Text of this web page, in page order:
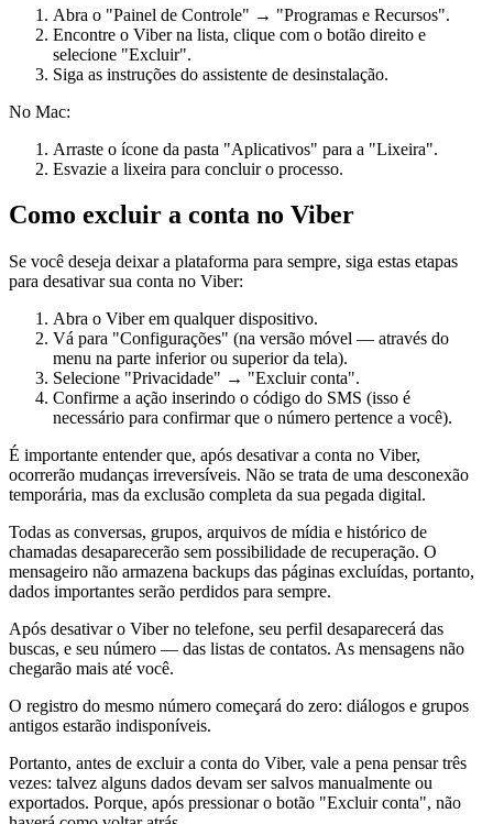
Abra o "Painel de Controle" → "Programas e Recursos".
Encontre o Viber na lista, clique com o botão direito e
selecione "Excluir".
Siga as instruções do assistente de desinstalação.
No Mac:
Arraste o ícone da pasta "Aplicativos" para a "Lixeira".
Esvazie a lixeira para concluir o processo.
Como excluir a conta no Viber
Se você deseja deixar a plataforma para sempre, siga estas etapas
para desativar sua conta no Viber:
Abra o Viber em qualquer dispositivo.
Vá para "Configurações" (na versão móvel — através do
menu na parte inferior ou superior da tela).
Selecione "Privacidade" → "Excluir conta".
Confirme a ação inserindo o código do SMS (isso é
necessário para confirmar que o número pertence a você).
É importante entender que, após desativar a conta no Viber,
ocorrerão mudanças irreversíveis. Não se trata de uma desconexão
temporária, mas da exclusão completa da sua pegada digital.
Todas as conversas, grupos, arquivos de mídia e histórico de
chamadas desaparecerão sem possibilidade de recuperação. O
mensageiro não armazena backups das páginas excluídas, portanto,
dados importantes serão perdidos para sempre.
Após desativar o Viber no telefone, seu perfil desaparecerá das
buscas, e seu número — das listas de contatos. As mensagens não
chegarão mais até você.
O registro do mesmo número começará do zero: diálogos e grupos
antigos estarão indisponíveis.
Portanto, antes de excluir a conta do Viber, vale a pena pensar três
vezes: talvez alguns dados devam ser salvos manualmente ou
exportados. Porque, após pressionar o botão "Excluir conta", não